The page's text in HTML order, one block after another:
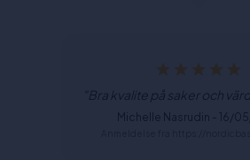
"Bra kvalite på saker och
Michelle Nasrudin - 16/